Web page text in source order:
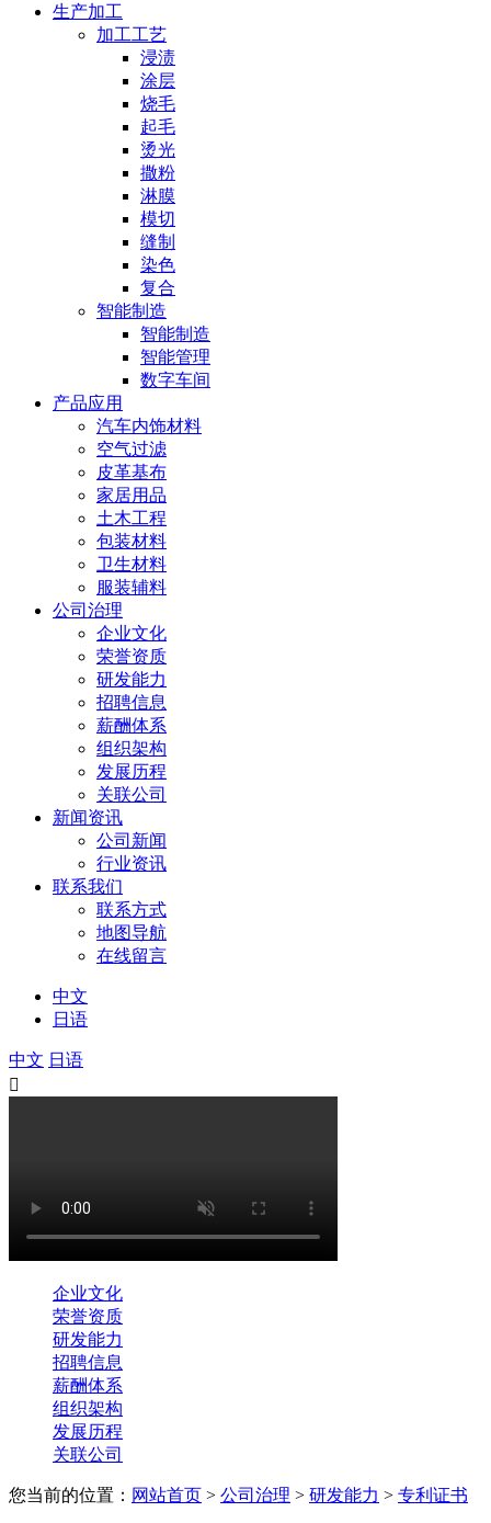
生产加工
加工工艺
浸渍
涂层
烧毛
起毛
烫光
撒粉
淋膜
模切
缝制
染色
复合
智能制造
智能制造
智能管理
数字车间
产品应用
汽车内饰材料
空气过滤
皮革基布
家居用品
土木工程
包装材料
卫生材料
服装辅料
公司治理
企业文化
荣誉资质
研发能力
招聘信息
薪酬体系
组织架构
发展历程
关联公司
新闻资讯
公司新闻
行业资讯
联系我们
联系方式
地图导航
在线留言
中文
日语
中文 日语

企业文化
荣誉资质
研发能力
招聘信息
薪酬体系
组织架构
发展历程
关联公司
您当前的位置： 网站首页 > 公司治理 > 研发能力 > 专利证书